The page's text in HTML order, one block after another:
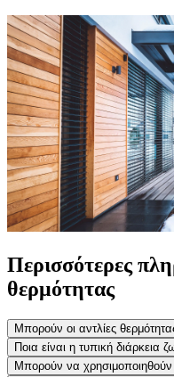
Περισσότερες
θερμότητας
Μπορούν οι αντλίες
Ποια είναι η τυπική διάρκεια
Μπορούν να χρησιμοποιηθούν